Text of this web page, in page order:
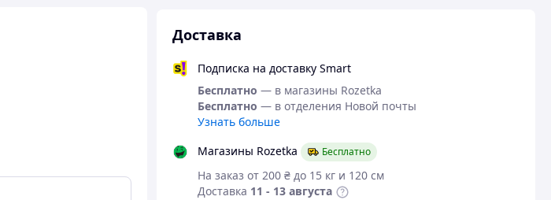
Доставка
Подписка на доставку Smart
Бесплатно — в магазины Rozetka
Бесплатно — в отделения Новой почты
Узнать больше
Магазины Rozetka
Бесплатно
На заказ от 200 ₴ до 15 кг и 120 см
Доставка 11 - 13 августа